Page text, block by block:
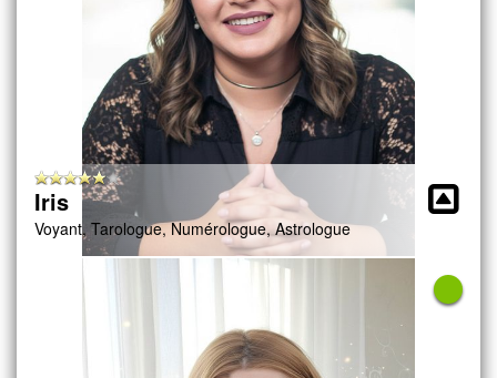
Iris
Voyant, Tarologue, Numérologue, Astrologue